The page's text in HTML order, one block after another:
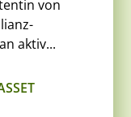
von
aktiv...